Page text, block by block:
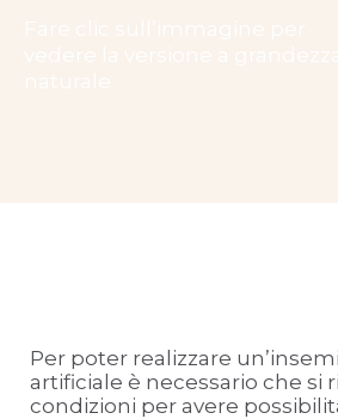
Per poter realizzare
artificiale è necessario che si
condizioni per avere